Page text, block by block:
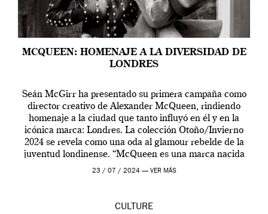
MCQUEEN: HOMENAJE A LA DIVERSIDAD DE
LONDRES
Seán McGirr ha presentado su primera campaña como
director creativo de Alexander McQueen, rindiendo
homenaje a la ciudad que tanto influyó en él y en la
icónica marca: Londres. La colección Otoño/Invierno
2024 se revela como una oda al glamour rebelde de la
juventud londinense. “McQueen es una marca nacida
en Londres y siempre ha […]
23 / 07 / 2024 — VER MÁS
CULTURE